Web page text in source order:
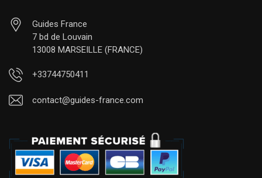
Guides France
7 bd de Louvain
13008 MARSEILLE (FRANCE)
+33744750411
contact@guides-france.com